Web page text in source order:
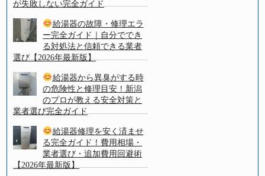
が失敗しない完全ガイド
給湯器の故障・修理エラ
ー完全ガイド｜自分ででき
る対処法と信頼できる業者
選び【2026年最新版】
給湯器から異臭がする時
の危険性と修理目安！新潟
のプロが教える安全対策と
業者選び完全ガイド
給湯器修理を安く済ませ
る完全ガイド！費用相場・
業者選び・追加費用回避術
【2026年最新版】